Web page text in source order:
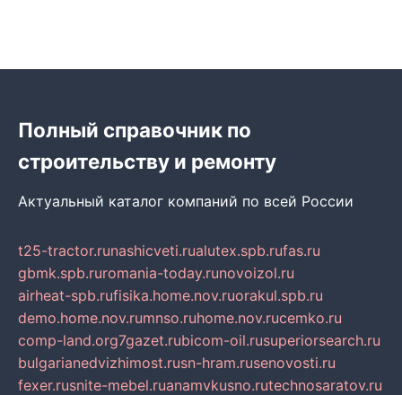
Полный справочник по
строительству и ремонту
Актуальный каталог компаний по всей России
t25-tractor.runashicveti.rualutex.spb.rufas.ru
gbmk.spb.ruromania-today.runovoizol.ru
airheat-spb.rufisika.home.nov.ruorakul.spb.ru
demo.home.nov.rumnso.ruhome.nov.rucemko.ru
comp-land.org7gazet.rubicom-oil.rusuperiorsearch.ru
bulgarianedvizhimost.rusn-hram.rusenovosti.ru
fexer.rusnite-mebel.ruanamvkusno.rutechnosaratov.ru